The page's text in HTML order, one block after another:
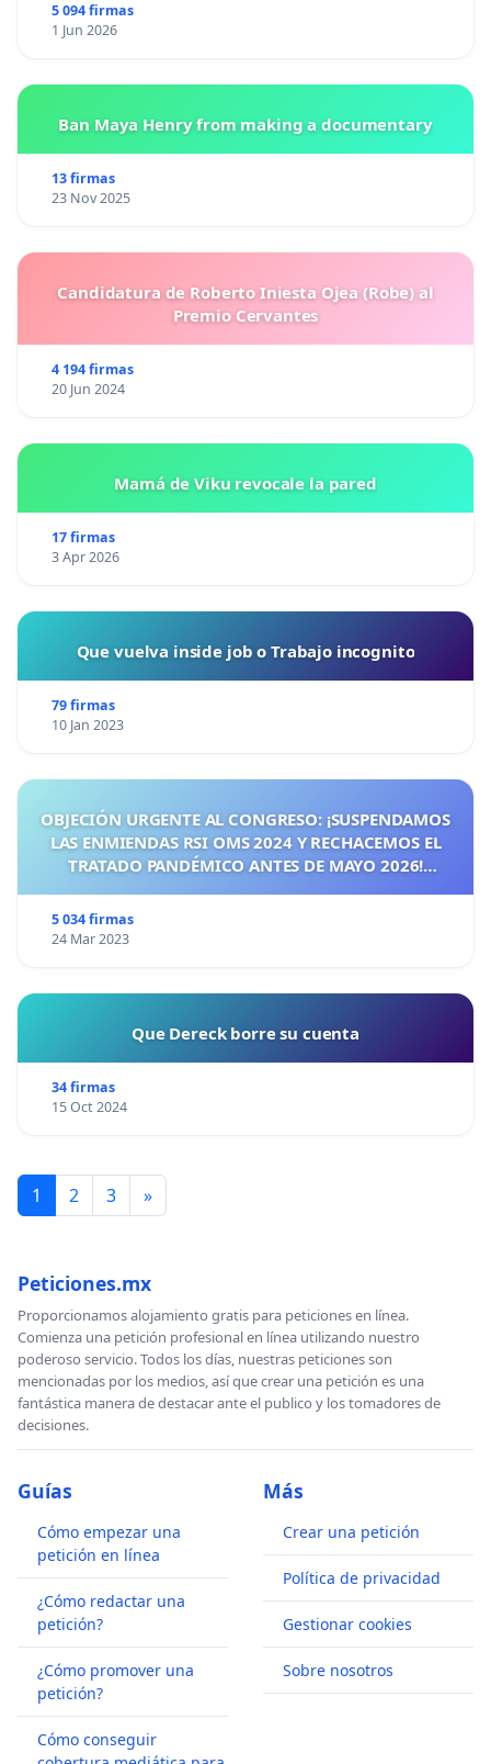
5 094 firmas
1 Jun 2026
Ban Maya Henry from making a documentary
13 firmas
23 Nov 2025
Candidatura de Roberto Iniesta Ojea (Robe) al
Premio Cervantes
4 194 firmas
20 Jun 2024
Mamá de Viku revocale la pared
17 firmas
3 Apr 2026
Que vuelva inside job o Trabajo incognito
79 firmas
10 Jan 2023
OBJECIÓN URGENTE AL CONGRESO: ¡SUSPENDAMOS
LAS ENMIENDAS RSI OMS 2024 Y RECHACEMOS EL
TRATADO PANDÉMICO ANTES DE MAYO 2026!
5 034 firmas
24 Mar 2023
Que Dereck borre su cuenta
34 firmas
15 Oct 2024
1 2 3 »
Peticiones.mx
Proporcionamos alojamiento gratis para peticiones en línea.
Comienza una petición profesional en línea utilizando nuestro
poderoso servicio. Todos los días, nuestras peticiones son
mencionadas por los medios, así que crear una petición es una
fantástica manera de destacar ante el publico y los tomadores de
decisiones.
Guías
Cómo empezar una
petición en línea
¿Cómo redactar una
petición?
¿Cómo promover una
petición?
Cómo conseguir
Más
Crear una petición
Política de privacidad
Gestionar cookies
Sobre nosotros